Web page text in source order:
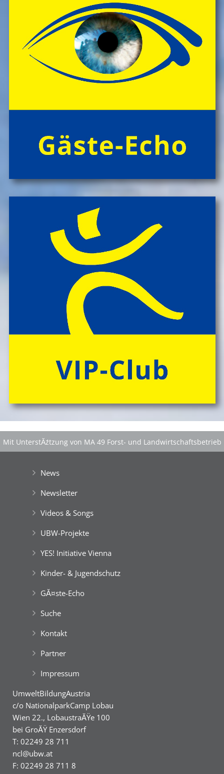
Mit UnterstĂźtzung von MA 49 Forst- und Landwirtschaftsbetrieb
News
Newsletter
Videos & Songs
UBW-Projekte
YES! Initiative Vienna
Kinder- & Jugendschutz
GĂ¤ste-Echo
Suche
Kontakt
Partner
Impressum
UmweltBildungAustria
c/o NationalparkCamp Lobau
Wien 22., LobaustraĂŸe 100
bei GroĂŸ Enzersdorf
T: 02249 28 711
ncl@ubw.at
F: 02249 28 711 8